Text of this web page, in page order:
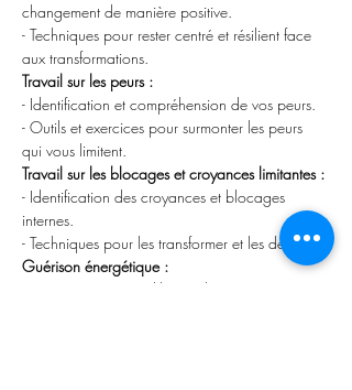
changement de manière positive.
- Techniques pour rester centré et résilient face
aux transformations.
Travail sur les peurs :
- Identification et compréhension de vos peurs.
- Outils et exercices pour surmonter les peurs
qui vous limitent.
Travail sur les blocages et croyances limitantes :
- Identification des croyances et blocages
internes.
- Techniques pour les transformer et les dépasser.
Guérison énergétique :
- Pratiques pour équilibrer et harmoniser votre